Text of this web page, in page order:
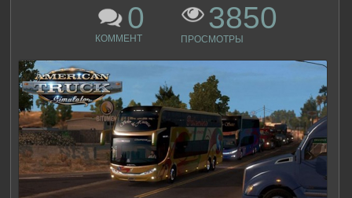
0
КОММЕНТ
3850
ПРОСМОТРЫ